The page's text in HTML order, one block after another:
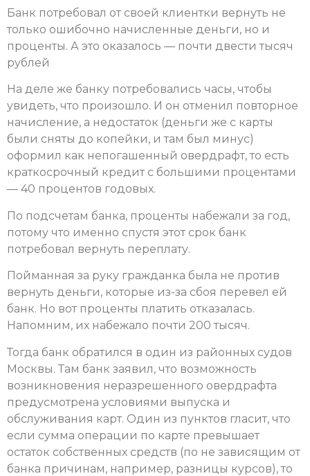
Банк потребовал от своей клиентки вернуть не
только ошибочно начисленные деньги, но и
проценты. А это оказалось — почти двести тысяч
рублей
На деле же банку потребовались часы, чтобы
увидеть, что произошло. И он отменил повторное
начисление, а недостаток (деньги же с карты
были сняты до копейки, и там был минус)
оформил как непогашенный овердрафт, то есть
краткосрочный кредит с большими процентами
— 40 процентов годовых.
По подсчетам банка, проценты набежали за год,
потому что именно спустя этот срок банк
потребовал вернуть переплату.
Пойманная за руку гражданка была не против
вернуть деньги, которые из-за сбоя перевел ей
банк. Но вот проценты платить отказалась.
Напомним, их набежало почти 200 тысяч.
Тогда банк обратился в один из районных судов
Москвы. Там банк заявил, что возможность
возникновения неразрешенного овердрафта
предусмотрена условиями выпуска и
обслуживания карт. Один из пунктов гласит, что
если сумма операции по карте превышает
остаток собственных средств (по не зависящим от
банка причинам, например, разницы курсов), то